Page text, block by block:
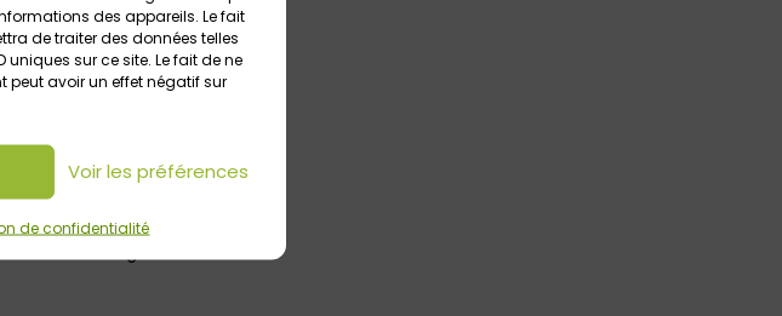
des appareils. Le fait
de traiter des données telles
sur ce site. Le fait de ne
peut avoir un effet négatif sur
Voir les préférences
de confidentialité
d’un mélange crémeux